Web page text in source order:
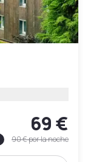
69 €
90 €por la noche